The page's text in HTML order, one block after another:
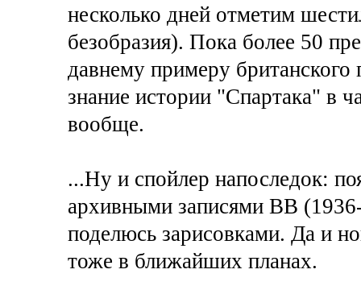
несколько дней отметим
безобразия). Пока более 50
давнему примеру британского
знание истории "Спартака" в
вообще.
...Ну и спойлер напоследок:
архивными записями ВВ
поделюсь зарисовками. Да и
тоже в ближайших планах.